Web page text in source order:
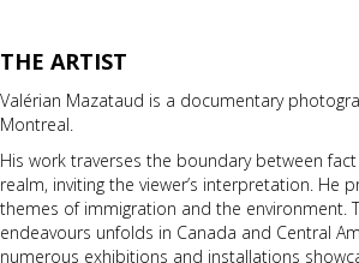
THE ARTIST
Valérian Mazataud is a documentary
Montreal.
His work traverses the boundary between
realm, inviting the viewer’s interpretation. He
themes of immigration and the environment.
endeavours unfolds in Canada and Central
numerous exhibitions and installations